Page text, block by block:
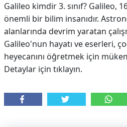
Galileo kimdir 3. sınıf? Galileo,
önemli bir bilim insanıdır.
alanlarında devrim yaratan
Galileo'nun hayatı ve eserleri,
heyecanını öğretmek için
Detaylar için tıklayın.